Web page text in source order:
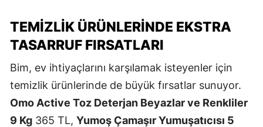
TEMIZLIK ÜRÜNLERINDE EKSTRA
TASARRUF FIRSATLARI
Bim, ev ihtiyaçlarını karşılamak isteyenler için
temizlik ürünlerinde de büyük fırsatlar sunuyor.
Omo Active Toz Deterjan Beyazlar ve Renkliler
9 Kg 365 TL, Yumoş Çamaşır Yumuşatıcısı 5